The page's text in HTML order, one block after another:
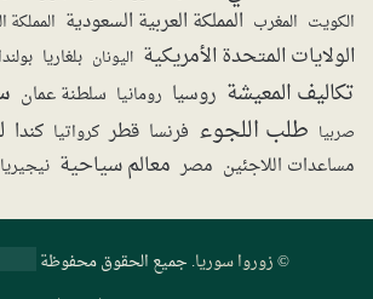
الكويت المغرب المملكة العربية السعودية المملكة
الولايات المتحدة الأمريكية اليونان بلغاريا بولندا
تكاليف المعيشة روسيا رومانيا سلطنة عمان
صربيا طلب اللجوء فرنسا قطر كرواتيا كندا
مساعدات اللاجئين مصر معالم سياحية نيجيريا
©زوروا سوريا. جميع الحقوق محفوظة